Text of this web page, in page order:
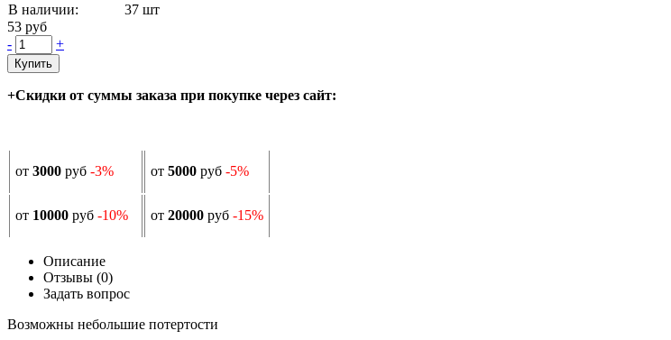
В наличии:
37 шт
53 руб
-
+
Купить
+Скидки от суммы заказа при покупке через сайт:
от 3000 руб -3% от 5000 руб -5%
от 10000 руб -10% от 20000 руб -15%
Описание
Отзывы (0)
Задать вопрос
Возможны небольшие потертости